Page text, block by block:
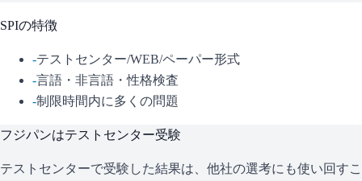
SPIの特徴
-テストセンター/WEB/ペーパー形式
-言語・非言語・性格検査
-制限時間内に多くの問題
フジパンはテストセンター受験
テストセンターで受験した結果は、他社の選考にも使い回すこ